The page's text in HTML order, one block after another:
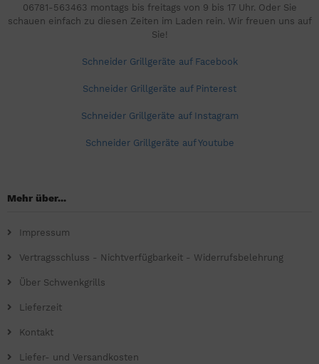
06781-563463 montags bis freitags von 9 bis 17 Uhr. Oder Sie
schauen einfach zu diesen Zeiten im Laden rein. Wir freuen uns auf
Sie!
Schneider Grillgeräte auf Facebook
Schneider Grillgeräte auf Pinterest
Schneider Grillgeräte auf Instagram
Schneider Grillgeräte auf Youtube
Mehr über...
Impressum
Vertragsschluss - Nichtverfügbarkeit - Widerrufsbelehrung
Über Schwenkgrills
Lieferzeit
Kontakt
Liefer- und Versandkosten